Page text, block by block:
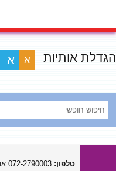
הגדלת אותיות א א
טלפון: